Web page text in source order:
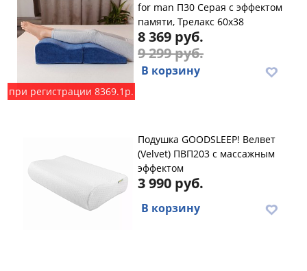
при регистрации 8369.1р.
for man П30 Серая с эффектом
памяти, Трелакс 60х38
8 369 руб.
9 299 руб.
В корзину
Подушка GOODSLEEP! Велвет
(Velvet) ПВП203 с массажным
эффектом
3 990 руб.
В корзину